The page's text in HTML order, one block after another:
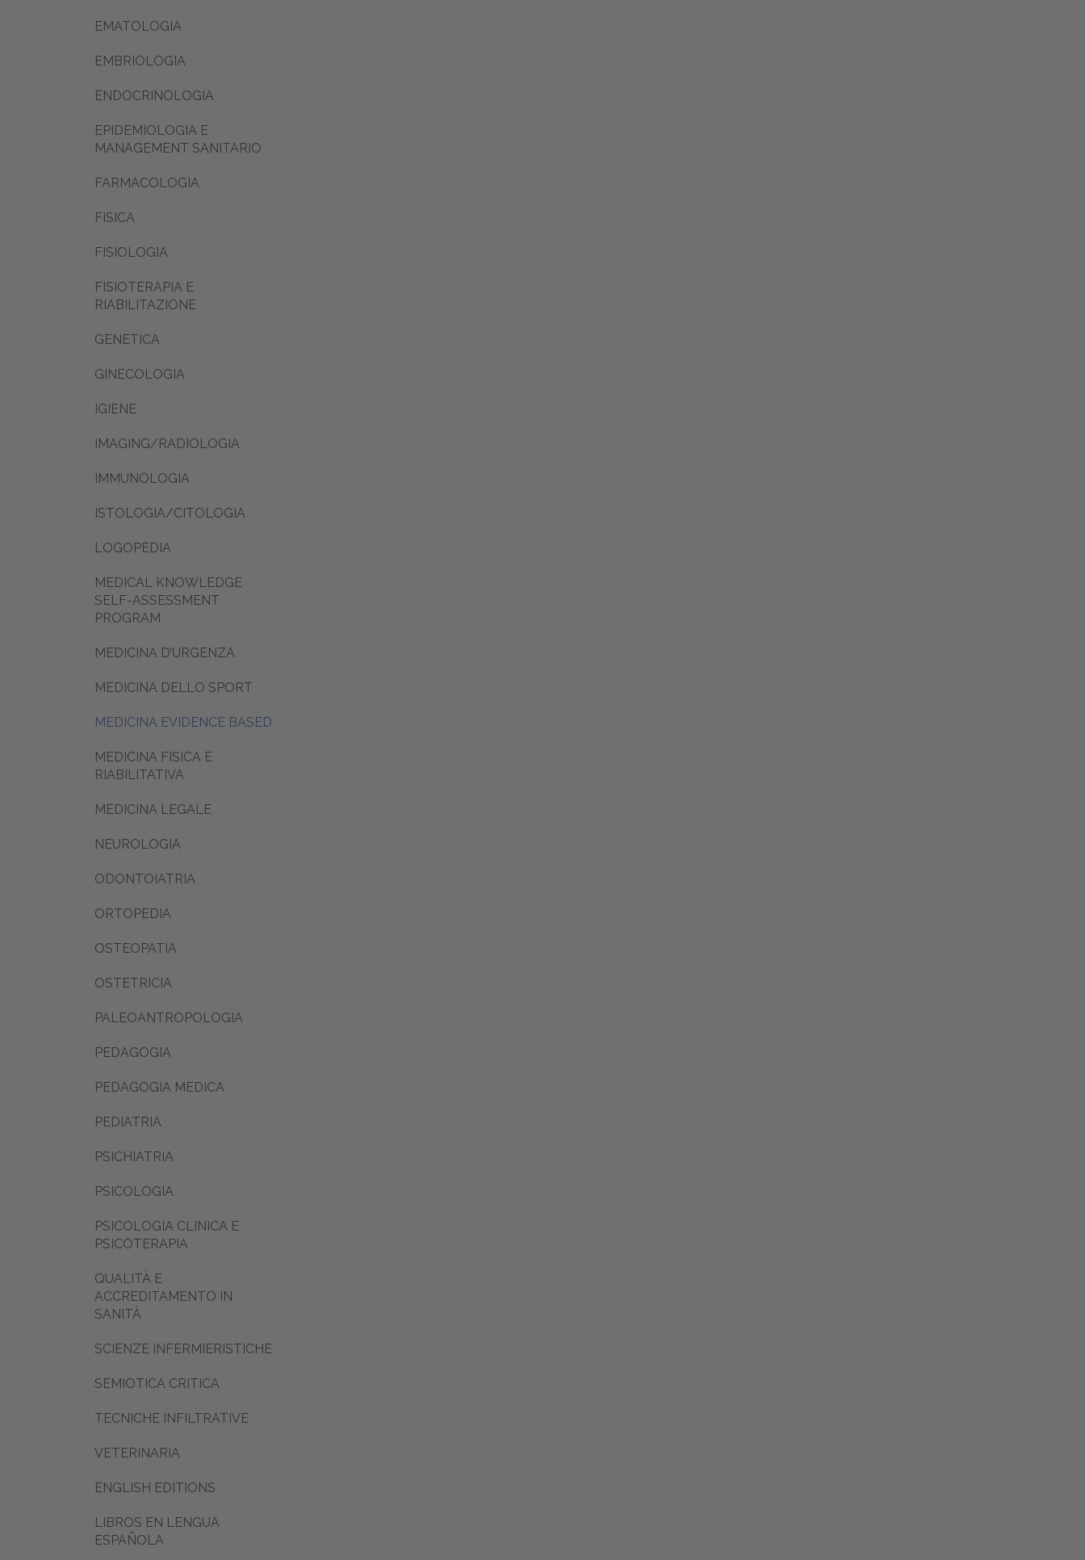
EMATOLOGIA
EMBRIOLOGIA
ENDOCRINOLOGIA
EPIDEMIOLOGIA E
MANAGEMENT SANITARIO
FARMACOLOGIA
FISICA
FISIOLOGIA
FISIOTERAPIA E
RIABILITAZIONE
GENETICA
GINECOLOGIA
IGIENE
IMAGING/RADIOLOGIA
IMMUNOLOGIA
ISTOLOGIA/CITOLOGIA
LOGOPEDIA
MEDICAL KNOWLEDGE
SELF-ASSESSMENT
PROGRAM
MEDICINA D’URGENZA
MEDICINA DELLO SPORT
MEDICINA EVIDENCE BASED
MEDICINA FISICA E
RIABILITATIVA
MEDICINA LEGALE
NEUROLOGIA
ODONTOIATRIA
ORTOPEDIA
OSTEOPATIA
OSTETRICIA
PALEOANTROPOLOGIA
PEDAGOGIA
PEDAGOGIA MEDICA
PEDIATRIA
PSICHIATRIA
PSICOLOGIA
PSICOLOGIA CLINICA E
PSICOTERAPIA
QUALITÀ E
ACCREDITAMENTO IN
SANITÀ
SCIENZE INFERMIERISTICHE
SEMIOTICA CRITICA
TECNICHE INFILTRATIVE
VETERINARIA
ENGLISH EDITIONS
LIBROS EN LENGUA
ESPAÑOLA